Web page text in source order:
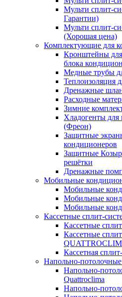
Мульти сплит-
Гарантии)
Мульти сплит-
(Хорошая цена)
Комплектующие для
Кронштейны
блока
Медные трубы
Теплоизоляция
Дренажные
Расходные
Зимние
Хладогенты
(Фреон)
Защитные
кондиционеров
Защитные
решётки
Дренажные
Мобильные
Мобильные
Мобильные
Мобильные
Кассетные сплит-
Кассетные
Кассетные
Кассетная
Напольно-
Напольно-
Quattroclima
Напольно-